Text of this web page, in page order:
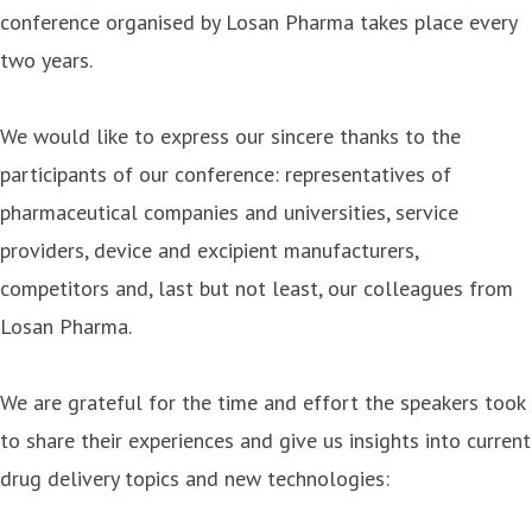
conference organised by Losan Pharma takes place every
two years.
We would like to express our sincere thanks to the
participants of our conference: representatives of
pharmaceutical companies and universities, service
providers, device and excipient manufacturers,
competitors and, last but not least, our colleagues from
Losan Pharma.
We are grateful for the time and effort the speakers took
to share their experiences and give us insights into current
drug delivery topics and new technologies: